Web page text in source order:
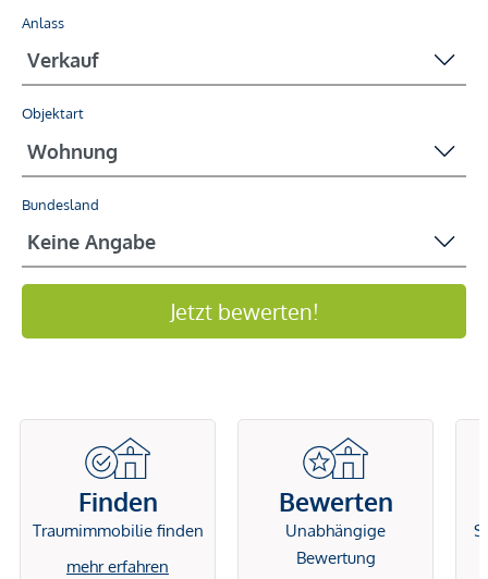
Anlass
Objektart
Bundesland
Jetzt bewerten!
Finden
Traumimmobilie finden
mehr erfahren
Bewerten
Unabhängige
Bewertung